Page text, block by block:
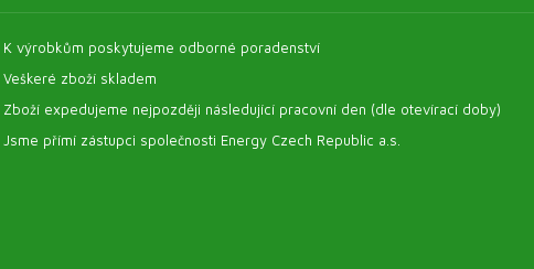
K výrobkům poskytujeme odborné poradenství
Veškeré zboží skladem
Zboží expedujeme nejpozději následující pracovní den (dle otevírací doby)
Jsme přímí zástupci společnosti Energy Czech Republic a.s.